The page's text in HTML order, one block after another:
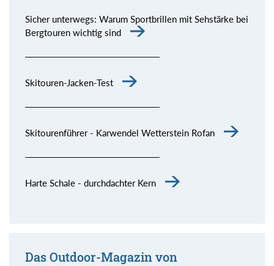
Sicher unterwegs: Warum Sportbrillen mit Sehstärke bei
Bergtouren wichtig sind
Skitouren-Jacken-Test
Skitourenführer - Karwendel Wetterstein Rofan
Harte Schale - durchdachter Kern
Das Outdoor-Magazin von